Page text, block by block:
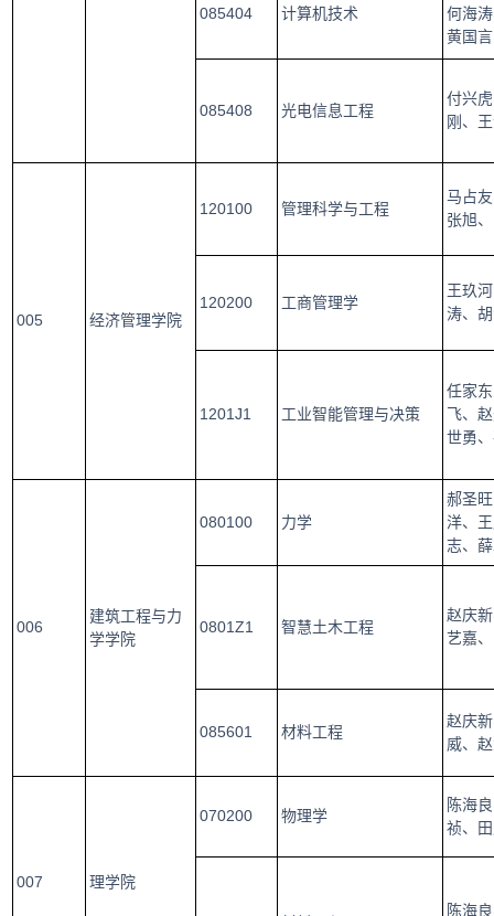
085404 计算机技术
何海
黄国
085408 光电信息工程
付兴
刚、
005 经济管理学院
120100 管理科学与工程
马占
张旭
120200 工商管理学
王玖
涛、
1201J1 工业智能管理与决策
任家
飞、
世勇
006
建筑工程与力
学学院
080100 力学
郝圣
洋、
志、
0801Z1 智慧土木工程
赵庆
艺嘉
085601 材料工程
赵庆
威、
007 理学院
070200 物理学
陈海
祯、
陈海